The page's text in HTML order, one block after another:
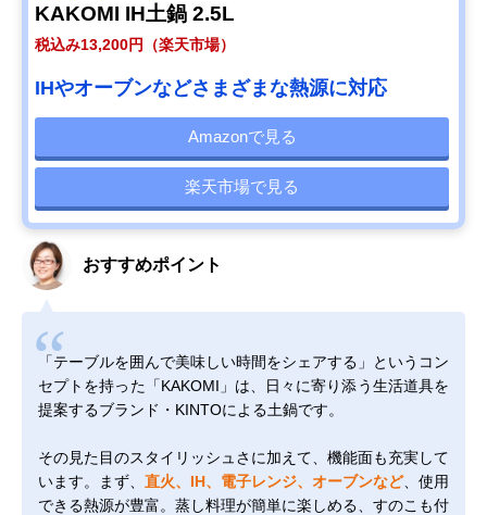
KAKOMI IH土鍋 2.5L
税込み13,200円（楽天市場）
IHやオーブンなどさまざまな熱源に対応
Amazonで見る
楽天市場で見る
おすすめポイント
「テーブルを囲んで美味しい時間をシェアする」というコン
セプトを持った「KAKOMI」は、日々に寄り添う生活道具を
提案するブランド・KINTOによる土鍋です。
その見た目のスタイリッシュさに加えて、機能面も充実して
います。まず、 直火、IH、電子レンジ、オーブンなど、使用
できる熱源が豊富。蒸し料理が簡単に楽しめる、すのこも付